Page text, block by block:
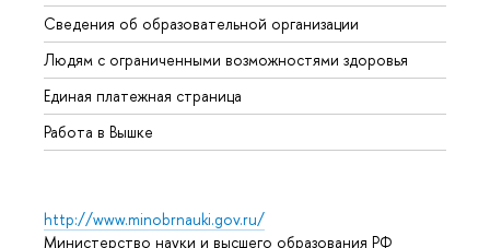
Сведения об образовательной организации
Людям с ограниченными возможностями здоровья
Единая платежная страница
Работа в Вышке
http://www.minobrnauki.gov.ru/
Министерство науки и высшего образования РФ